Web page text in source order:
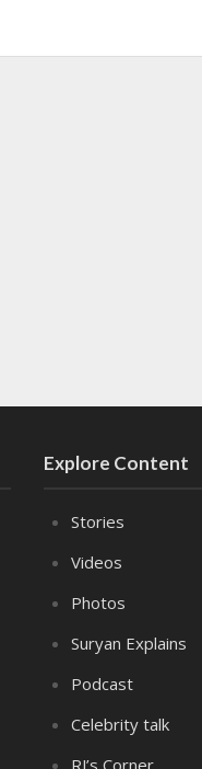
Explore Content
Stories
Videos
Photos
Suryan Explains
Podcast
Celebrity talk
RJ’s Corner